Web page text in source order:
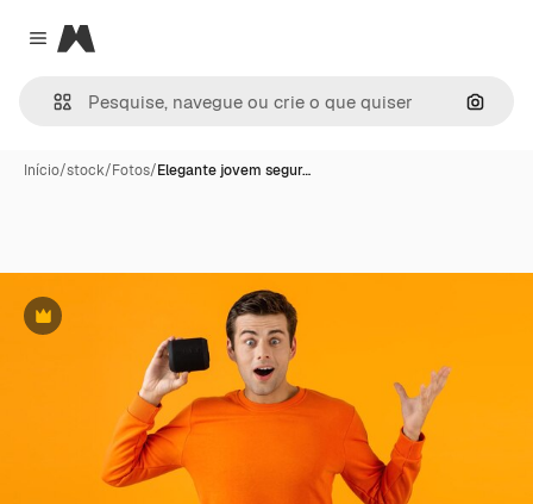
Close menu
Magnific
Início/stock/Fotos/Elegante jovem segur…
Premium